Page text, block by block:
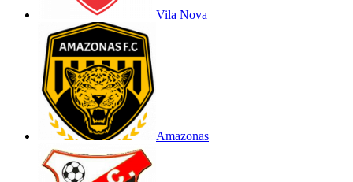
Vila Nova
Amazonas